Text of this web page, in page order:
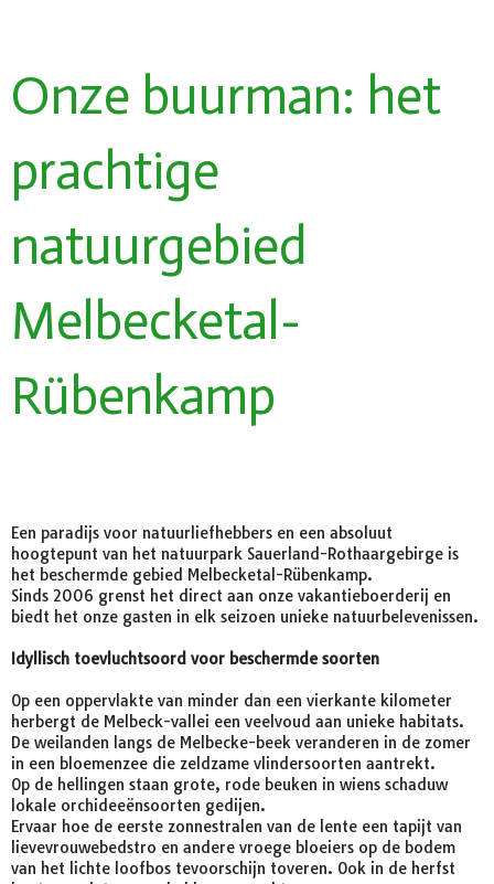
Onze buurman: het
prachtige
natuurgebied
Melbecketal-
Rübenkamp
Een paradijs voor natuurliefhebbers en een absoluut
hoogtepunt van het natuurpark Sauerland-Rothaargebirge is
het beschermde gebied Melbecketal-Rübenkamp.
Sinds 2006 grenst het direct aan onze vakantieboerderij en
biedt het onze gasten in elk seizoen unieke natuurbelevenissen.
Idyllisch toevluchtsoord voor beschermde soorten
Op een oppervlakte van minder dan een vierkante kilometer
herbergt de Melbeck-vallei een veelvoud aan unieke habitats.
De weilanden langs de Melbecke-beek veranderen in de zomer
in een bloemenzee die zeldzame vlindersoorten aantrekt.
Op de hellingen staan grote, rode beuken in wiens schaduw
lokale orchideeënsoorten gedijen.
Ervaar hoe de eerste zonnestralen van de lente een tapijt van
lievevrouwebedstro en andere vroege bloeiers op de bodem
van het lichte loofbos tevoorschijn toveren. Ook in de herfst